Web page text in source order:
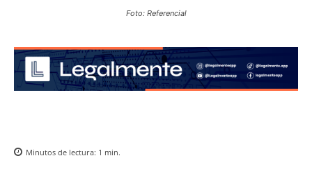
Foto: Referencial
Minutos de lectura: 1 min.